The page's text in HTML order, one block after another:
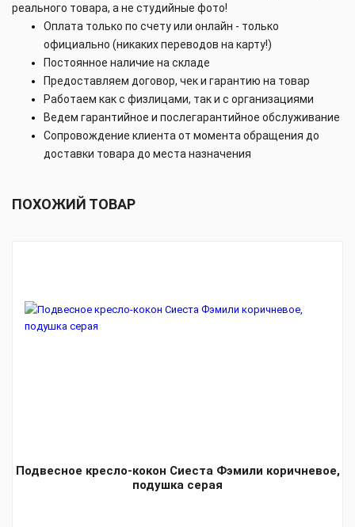
реального товара, а не студийные фото!
Оплата только по счету или онлайн - только
официально (никаких переводов на карту!)
Постоянное наличие на складе
Предоставляем договор, чек и гарантию на товар
Работаем как с физлицами, так и с организациями
Ведем гарантийное и послегарантийное обслуживание
Сопровождение клиента от момента обращения до
доставки товара до места назначения
ПОХОЖИЙ ТОВАР
Подвесное кресло-кокон Сиеста Фэмили коричневое,
подушка серая